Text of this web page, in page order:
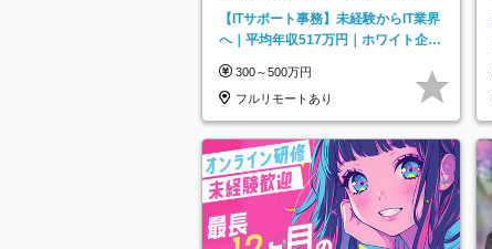
ト上場】
【ITサポート事務】未経験からIT業界
へ｜平均年収517万円｜ホワイト企業
300～500万円
フルリモートあり